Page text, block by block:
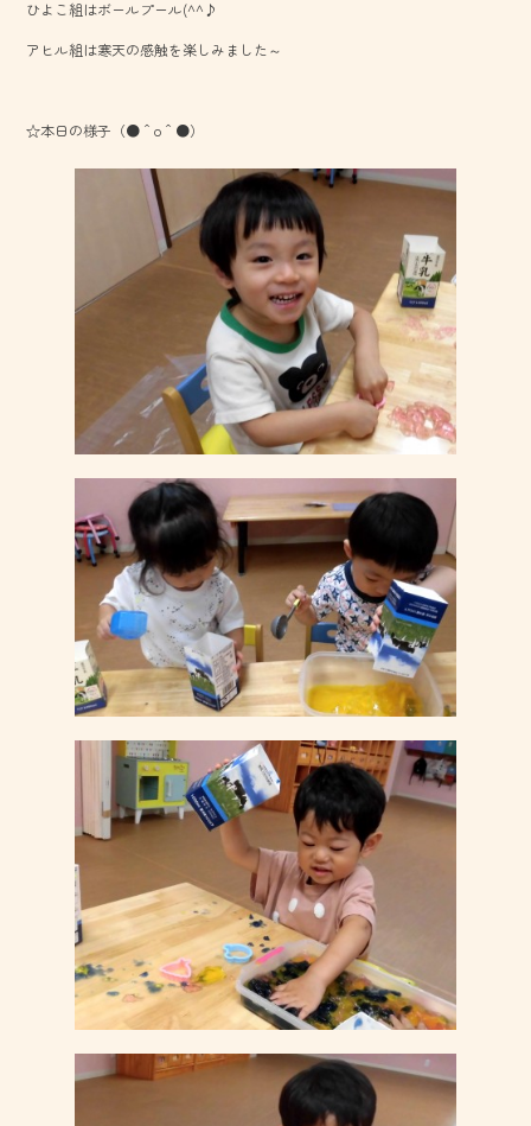
b
o
ひよこ組はボールプール(^^♪
アヒル組は寒天の感触を楽しみました～
☆本日の様子（●＾o＾●）